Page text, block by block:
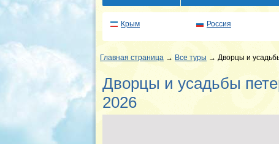
Крым Россия
Главная страница → Все туры → Дворцы и
Дворцы и усадьбы
2026